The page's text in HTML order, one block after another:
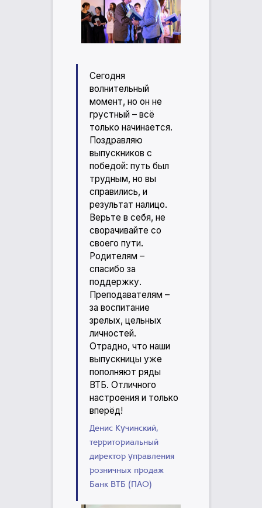
Сегодня
волнительный
момент, но он не
грустный – всё
только начинается.
Поздравляю
выпускников с
победой: путь был
трудным, но вы
справились, и
результат налицо.
Верьте в себя, не
сворачивайте со
своего пути.
Родителям –
спасибо за
поддержку.
Преподавателям –
за воспитание
зрелых, цельных
личностей.
Отрадно, что наши
выпускницы уже
пополняют ряды
ВТБ. Отличного
настроения и только
вперёд!
Денис Кучинский,
территориальный
директор управления
розничных продаж
Банк ВТБ (ПАО)